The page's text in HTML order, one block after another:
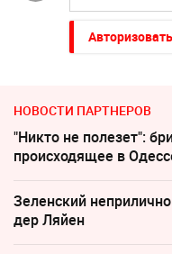
НОВОСТИ ПАРТНЕРОВ
"Никто не полезет":
происходящее в
Зеленский
дер Ляйен